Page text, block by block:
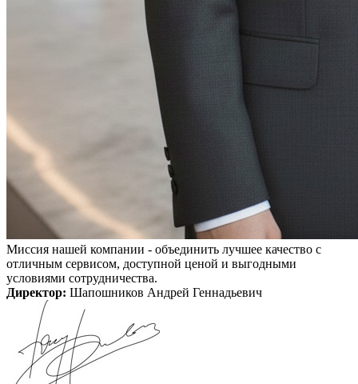
Миссия нашей компании - объединить лучшее качество с
отличным сервисом, доступной ценой и выгодными
условиями сотрудничества.
Директор: Шапошников Андрей Геннадьевич